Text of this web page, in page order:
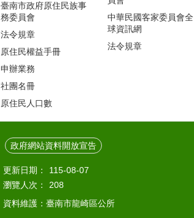
臺南市政府原住民族事
務委員會
法令規章
原住民權益手冊
申辦業務
社團名冊
原住民人口數
中華民國客家委員會全
球資訊網
法令規章
政府網站資料開放宣告
更新日期：
115-08-07
瀏覽人次：
208
資料維護：臺南市龍崎區公所